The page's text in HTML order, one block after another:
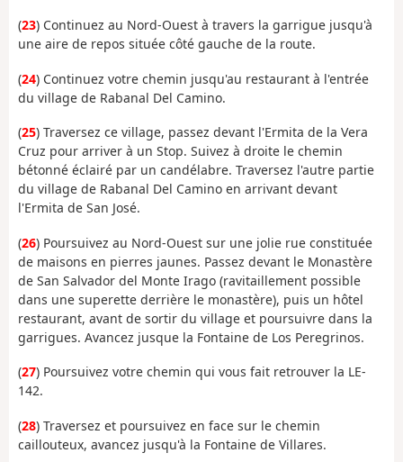
(23) Continuez au Nord-Ouest à travers la garrigue jusqu'à
une aire de repos située côté gauche de la route.
(24) Continuez votre chemin jusqu'au restaurant à l'entrée
du village de Rabanal Del Camino.
(25) Traversez ce village, passez devant l'Ermita de la Vera
Cruz pour arriver à un Stop. Suivez à droite le chemin
bétonné éclairé par un candélabre. Traversez l'autre partie
du village de Rabanal Del Camino en arrivant devant
l'Ermita de San José.
(26) Poursuivez au Nord-Ouest sur une jolie rue constituée
de maisons en pierres jaunes. Passez devant le Monastère
de San Salvador del Monte Irago (ravitaillement possible
dans une superette derrière le monastère), puis un hôtel
restaurant, avant de sortir du village et poursuivre dans la
garrigues. Avancez jusque la Fontaine de Los Peregrinos.
(27) Poursuivez votre chemin qui vous fait retrouver la LE-
142.
(28) Traversez et poursuivez en face sur le chemin
caillouteux, avancez jusqu'à la Fontaine de Villares.